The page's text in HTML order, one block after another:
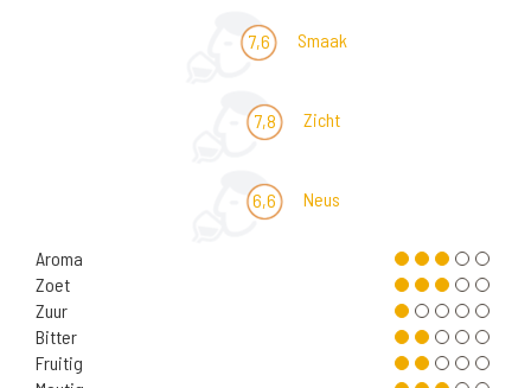
7,6 Smaak
7,8 Zicht
6,6 Neus
Aroma
Zoet
Zuur
Bitter
Fruitig